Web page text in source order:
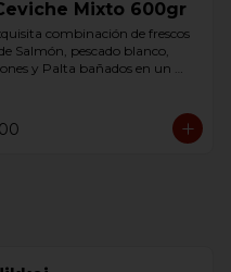
Mixto 600gr
combinación de frescos
Salmón, pescado blanco,
y Palta bañados en un